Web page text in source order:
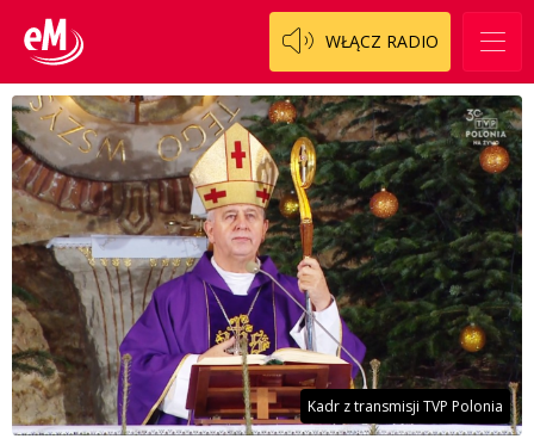
WŁĄCZ RADIO
Kadr z transmisji TVP Polonia